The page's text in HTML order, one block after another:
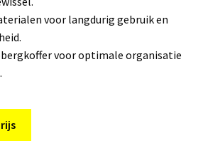
voor langdurig gebruik en
voor optimale organisatie